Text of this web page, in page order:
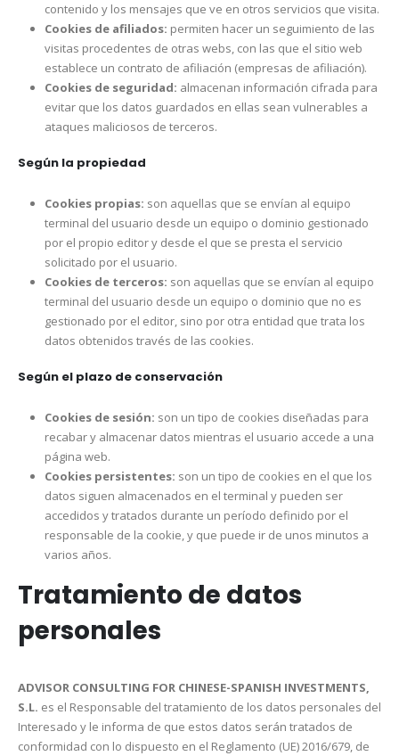
contenido y los mensajes que ve en otros servicios que visita.
Cookies de afiliados: permiten hacer un seguimiento de las
visitas procedentes de otras webs, con las que el sitio web
establece un contrato de afiliación (empresas de afiliación).
Cookies de seguridad: almacenan información cifrada para
evitar que los datos guardados en ellas sean vulnerables a
ataques maliciosos de terceros.
Según la propiedad
Cookies propias: son aquellas que se envían al equipo
terminal del usuario desde un equipo o dominio gestionado
por el propio editor y desde el que se presta el servicio
solicitado por el usuario.
Cookies de terceros: son aquellas que se envían al equipo
terminal del usuario desde un equipo o dominio que no es
gestionado por el editor, sino por otra entidad que trata los
datos obtenidos través de las cookies.
Según el plazo de conservación
Cookies de sesión: son un tipo de cookies diseñadas para
recabar y almacenar datos mientras el usuario accede a una
página web.
Cookies persistentes: son un tipo de cookies en el que los
datos siguen almacenados en el terminal y pueden ser
accedidos y tratados durante un período definido por el
responsable de la cookie, y que puede ir de unos minutos a
varios años.
Tratamiento de datos
personales
ADVISOR CONSULTING FOR CHINESE-SPANISH INVESTMENTS,
S.L. es el Responsable del tratamiento de los datos personales del
Interesado y le informa de que estos datos serán tratados de
conformidad con lo dispuesto en el Reglamento (UE) 2016/679, de